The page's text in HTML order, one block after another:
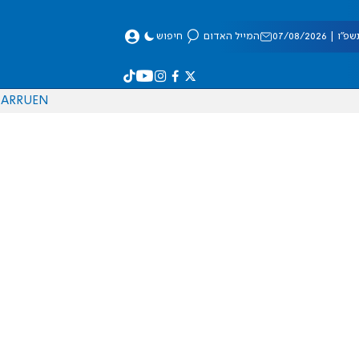
08/2026 המייל האדום חיפוש
EN
RU
AR